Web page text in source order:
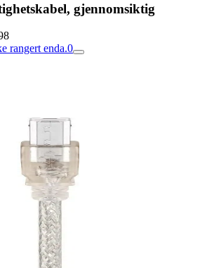
gjennomsiktig
rangert enda.0